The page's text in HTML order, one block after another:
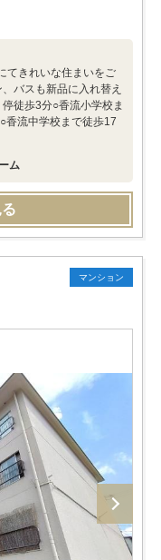
てきれいな住まいをご
バスも新品に入れ替え
徒歩3分○香流小学校ま
香流中学校まで徒歩17
ム
マンション